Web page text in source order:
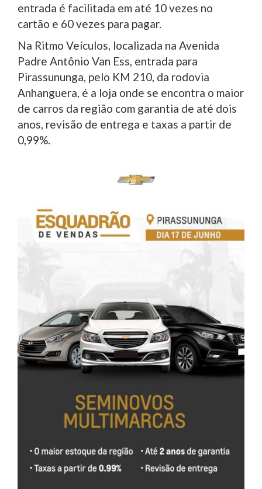
entrada é facilitada em até 10 vezes no
cartão e 60 vezes para pagar.
Na Ritmo Veículos, localizada na Avenida
Padre Antônio Van Ess, entrada para
Pirassununga, pelo KM 210, da rodovia
Anhanguera, é a loja onde se encontra o maior
de carros da região com garantia de até dois
anos, revisão de entrega e taxas a partir de
0,99%.